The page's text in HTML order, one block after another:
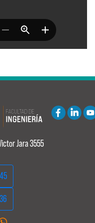
Jara 3555